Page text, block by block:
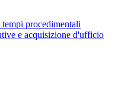
procedimentali
e acquisizione d'ufficio